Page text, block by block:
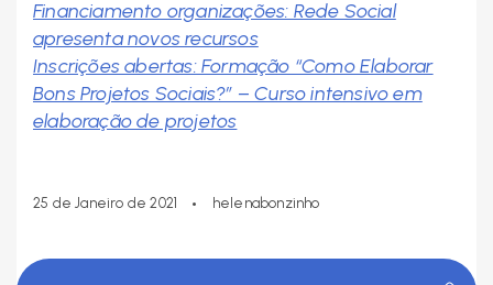
Financiamento organizações: Rede Social
apresenta novos recursos
Inscrições abertas: Formação “Como Elaborar
Bons Projetos Sociais?” – Curso intensivo em
elaboração de projetos
25 de Janeiro de 2021 • helenabonzinho